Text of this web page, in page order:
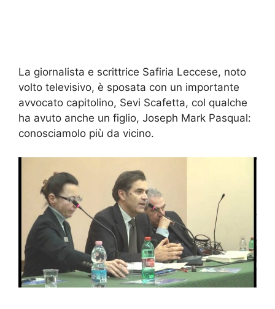
La giornalista e scrittrice Safiria Leccese, noto
volto televisivo, è sposata con un importante
avvocato capitolino, Sevi Scafetta, col qualche
ha avuto anche un figlio, Joseph Mark Pasqual:
conosciamolo più da vicino.